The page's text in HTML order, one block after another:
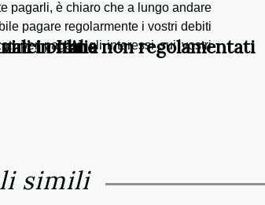
pagarli, è chiaro che a lungo andare
pagare regolarmente i vostri debiti
per pagare gli interessi sui vostri
simili
in Italia
online non regolamentati